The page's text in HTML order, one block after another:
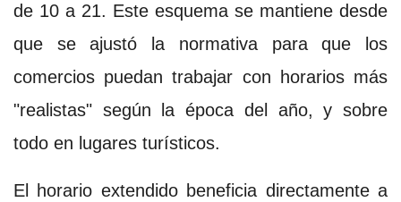
de 10 a 21. Este esquema se mantiene desde
que se ajustó la normativa para que los
comercios puedan trabajar con horarios más
"realistas" según la época del año, y sobre
todo en lugares turísticos.
El horario extendido beneficia directamente a